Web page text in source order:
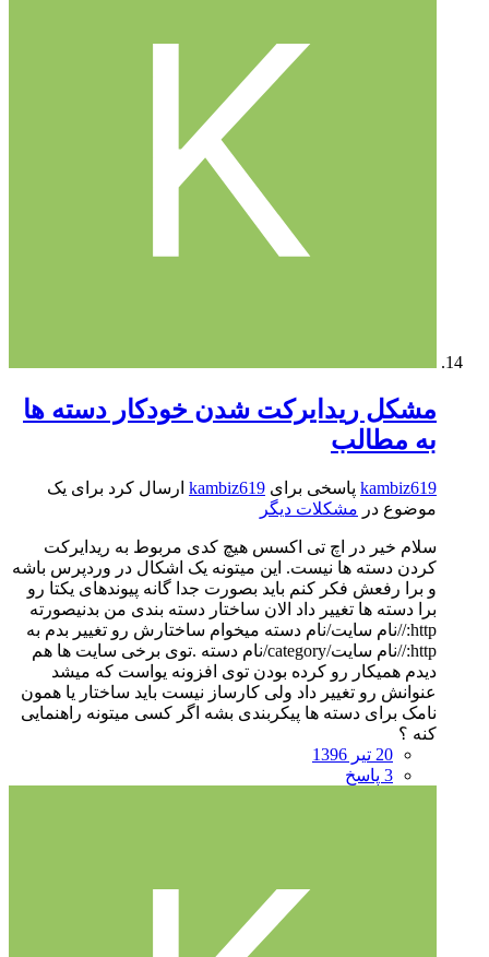
مشکل ریدایرکت شدن خودکار دسته ها
به مطالب
kambiz619 پاسخی برای kambiz619 ارسال کرد برای یک
موضوع در مشکلات دیگر
سلام خیر در اچ تی اکسس هیچ کدی مربوط به ریدایرکت
کردن دسته ها نیست. این میتونه یک اشکال در وردپرس باشه
و برا رفعش فکر کنم باید بصورت جدا گانه پیوندهای یکتا رو
برا دسته ها تغییر داد الان ساختار دسته بندی من بدنیصورته
http://نام سایت/نام دسته میخوام ساختارش رو تغییر بدم به
http://نام سایت/category/نام دسته .توی برخی سایت ها هم
دیدم همیکار رو کرده بودن توی افزونه یواست که میشد
عنوانش رو تغییر داد ولی کارساز نیست باید ساختار یا همون
نامک برای دسته ها پیکربندی بشه اگر کسی میتونه راهنمایی
کنه ؟
20 تیر 1396
3 پاسخ